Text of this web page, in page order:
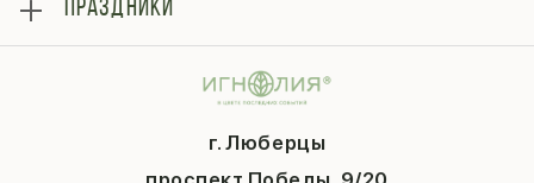
г. Люберцы
Гарантии
Контакты
Букеты
Композиции
ПРАЗДНИКИ